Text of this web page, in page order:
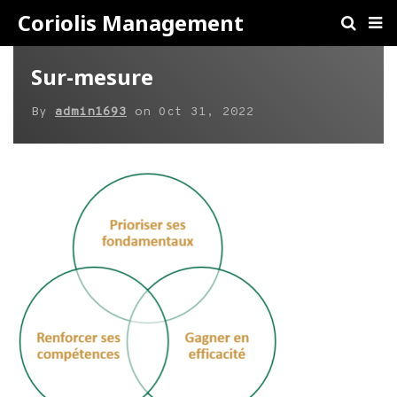
Coriolis Management
Sur-mesure
By admin1693 on Oct 31, 2022